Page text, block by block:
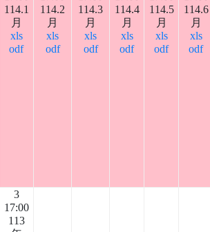
114.1
月
xls
odf
114.2
月
xls
odf
114.3
月
xls
odf
114.4
月
xls
odf
114.5
月
xls
odf
114.6
月
xls
odf
3
17:00
113